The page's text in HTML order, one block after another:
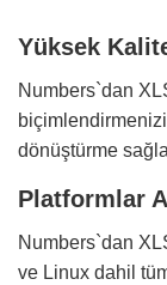
Yüksek
Numbers`dan
dönüştürme
Platformlar
Numbers`dan
ve Linux dahil